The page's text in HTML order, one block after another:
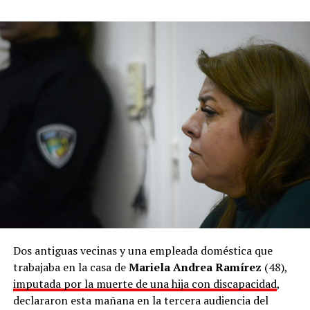
El hombre quedó alojado en una dependencia policial y a
disposición del magistrado interviniente, mientras continúa la
investigación judicial por los delitos de presunto abuso sexual en
grado de tentativa y amenazas.
Dos antiguas vecinas y una empleada doméstica que
trabajaba en la casa deMariela Andrea Ramírez (48),
imputada por la muerte de una hija con discapacidad,
declararon esta mañana en la tercera audiencia del